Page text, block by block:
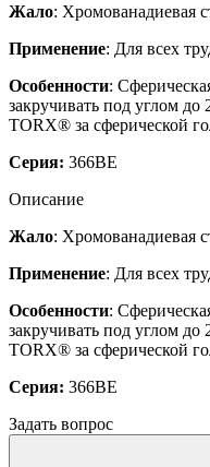
Жало: Хромованадиевая
Применение: Для всех
Особенности:
закручивать под углом
TORX® за сферической
Серия: 366BE
Описание
Жало: Хромованадиевая
Применение: Для всех
Особенности:
закручивать под углом
TORX® за сферической
Серия: 366BE
Задать вопрос